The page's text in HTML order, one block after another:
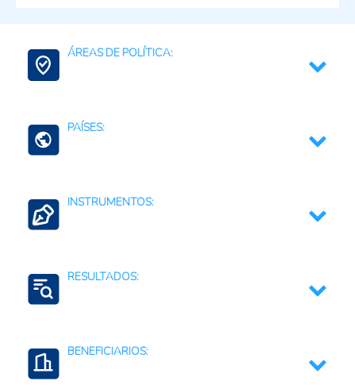
ÁREAS DE POLÍTICA:
PAÍSES:
INSTRUMENTOS:
sectoriales o nacionales
Regulaciones, normativas y marcos jurídicos
RESULTADOS:
Fortalecimiento de capacidades institucionales
Gobernabilidad
BENEFICIARIOS: